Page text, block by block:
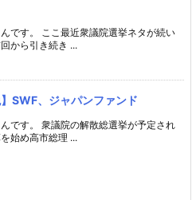
です。 ここ最近衆議院選挙ネタが続い
から引き続き ...
】SWF、ジャパンファンド
です。 衆議院の解散総選挙が予定され
始め高市総理 ...